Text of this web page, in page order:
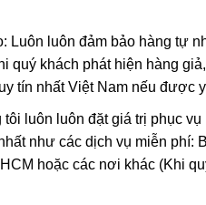
chính xác trừ khi dùng những
“Brazil law twinning” (một
thành một tinh thể duy nhất
người ta có thể tạo ra vật
Luôn luôn đảm bảo hàng tự
quý khách phát hiện hàng
tín nhất Việt Nam nếu được
luôn luôn đặt giá trị phục
như các dịch vụ miễn phí:
hoặc các nơi khác (Khi